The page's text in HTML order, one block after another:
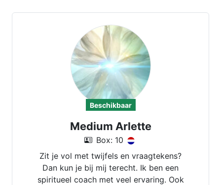
Beschikbaar
Medium Arlette
Box: 10
Zit je vol met twijfels en vraagtekens?
Dan kun je bij mij terecht. Ik ben een
spiritueel coach met veel ervaring. Ook